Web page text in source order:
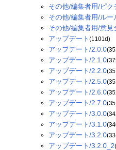
その他/編集者用/ピク
その他/編集者用/ルー
その他/編集者用/意見
アップデート (1101d)
アップデート/2.0.0
アップデート/2.1.0
アップデート/2.2.0
アップデート/2.5.0
アップデート/2.6.0
アップデート/2.7.0
アップデート/3.0.0
アップデート/3.1.0
アップデート/3.2.0
アップデート/3.2.0_2